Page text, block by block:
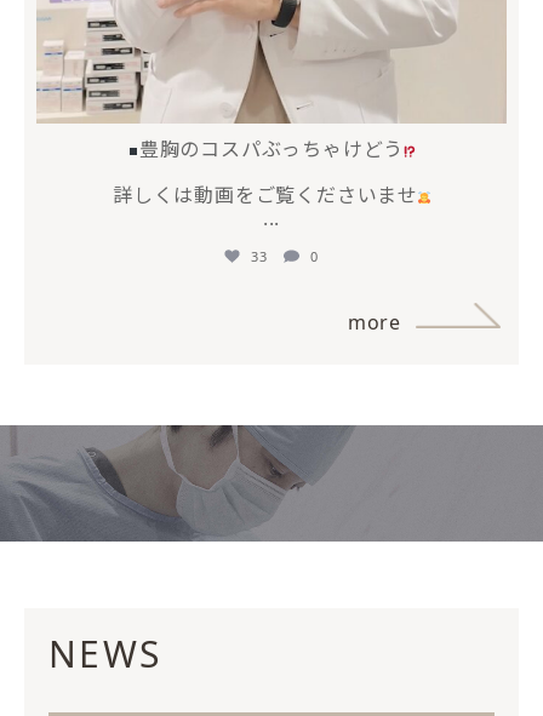
豊胸のコスパぶっちゃけどう
詳しくは動画をご覧くださいませ
...
33 0
more
NEWS